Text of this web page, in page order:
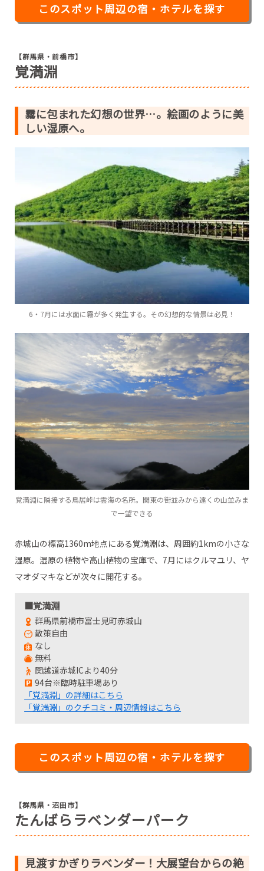
このスポット周辺の宿・ホテルを探す
【群馬県・前橋市】
覚満淵
霧に包まれた幻想の世界…。絵画のように美
しい湿原へ。
6・7月には水面に霧が多く発生する。その幻想的な情景は必見！
覚満淵に隣接する鳥居峠は雲海の名所。関東の街並みから遠くの山並みま
で一望できる
赤城山の標高1360m地点にある覚満淵は、周囲約1kmの小さな
湿原。湿原の植物や高山植物の宝庫で、7月にはクルマユリ、ヤ
マオダマキなどが次々に開花する。
■覚満淵
群馬県前橋市富士見町赤城山
散策自由
なし
無料
関越道赤城ICより40分
94台※臨時駐車場あり
「覚満淵」の詳細はこちら
「覚満淵」のクチコミ・周辺情報はこちら
このスポット周辺の宿・ホテルを探す
【群馬県・沼田市】
たんばらラベンダーパーク
見渡すかぎりラベンダー！大展望台からの絶